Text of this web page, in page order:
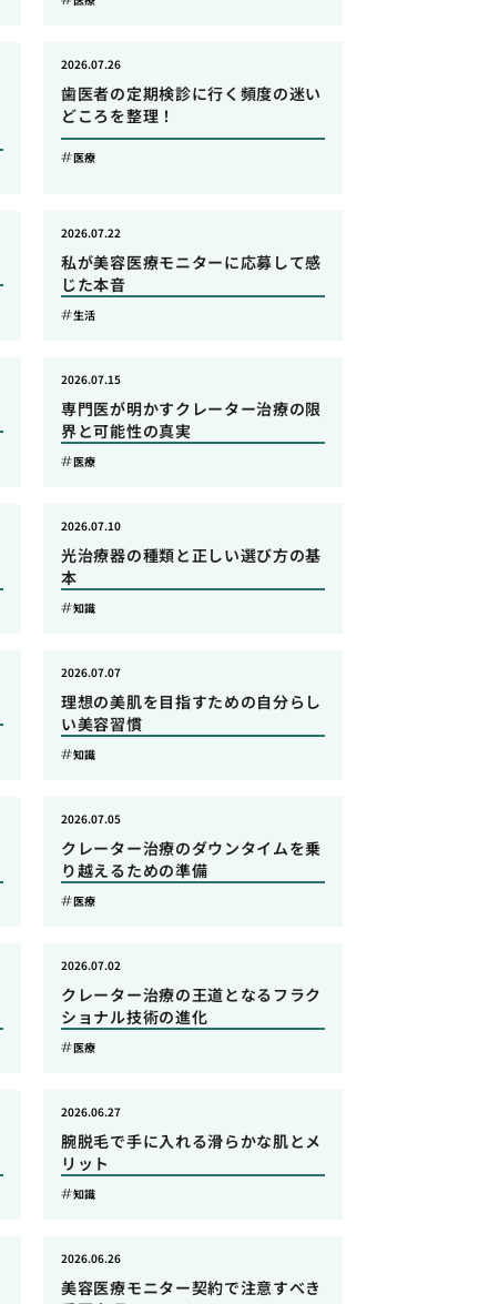
歯医者の定期検診に行く頻度の迷い
どころを整理！
2026.07.26
医療
私が美容医療モニターに応募して感
じた本音
2026.07.22
生活
専門医が明かすクレーター治療の限
界と可能性の真実
2026.07.15
医療
光治療器の種類と正しい選び方の基
本
2026.07.10
知識
理想の美肌を目指すための自分らし
い美容習慣
2026.07.07
知識
クレーター治療のダウンタイムを乗
り越えるための準備
2026.07.05
医療
クレーター治療の王道となるフラク
ショナル技術の進化
2026.07.02
医療
腕脱毛で手に入れる滑らかな肌とメ
リット
2026.06.27
知識
美容医療モニター契約で注意すべき
2026.06.26